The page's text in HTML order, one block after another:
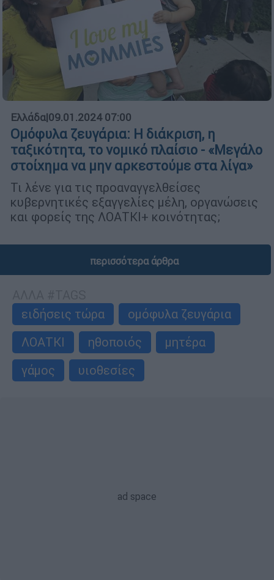
Ελλάδα|09.01.2024 07:00
Ομόφυλα ζευγάρια: Η διάκριση, η
ταξικότητα, το νομικό πλαίσιο - «Μεγάλο
στοίχημα να μην αρκεστούμε στα λίγα»
Τι λένε για τις προαναγγελθείσες
κυβερνητικές εξαγγελίες μέλη, οργανώσεις
και φορείς της ΛΟΑΤΚΙ+ κοινότητας;
περισσότερα άρθρα
ειδήσεις τώρα
ομόφυλα ζευγάρια
ΛΟΑΤΚΙ
ηθοποιός
μητέρα
γάμος
υιοθεσίες